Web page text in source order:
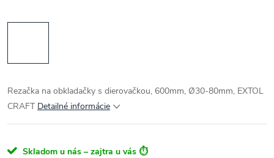
Rezačka na obkladačky s dierovačkou, 600mm, Ø30-80mm, EXTOL
CRAFT Detailné informácie
Skladom u nás – zajtra u vás ⏱️